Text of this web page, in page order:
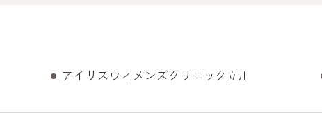
アイリスウィメンズクリニック立川